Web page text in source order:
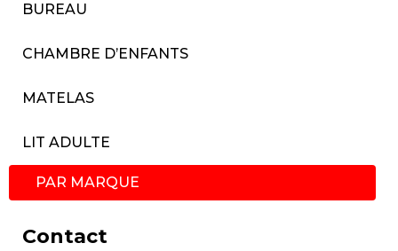
BUREAU
CHAMBRE D’ENFANTS
MATELAS
LIT ADULTE
PAR MARQUE
Contact